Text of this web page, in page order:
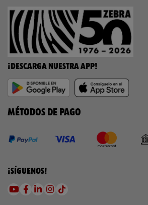
¡DESCARGA NUESTRA APP!
MÉTODOS DE PAGO
¡SÍGUENOS!